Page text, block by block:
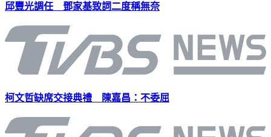
邱豐光調任 鄧家基致詞二度稱無奈
柯文哲缺席交接典禮 陳嘉昌：不委屈